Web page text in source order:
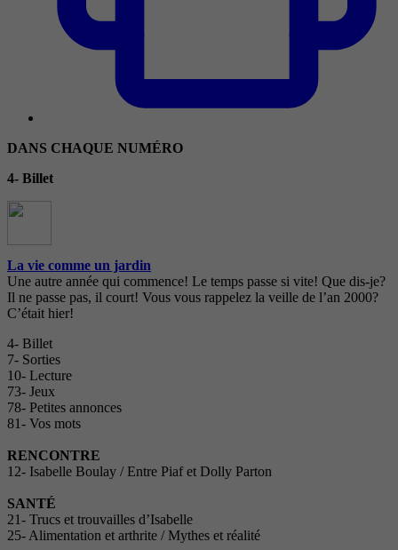
DANS CHAQUE NUMÉRO
4- Billet
La vie comme un jardin
Une autre année qui commence! Le temps passe si vite! Que dis-je?
Il ne passe pas, il court! Vous vous rappelez la veille de l’an 2000?
C’était hier!
4- Billet
7- Sorties
10- Lecture
73- Jeux
78- Petites annonces
81- Vos mots
RENCONTRE
12- Isabelle Boulay / Entre Piaf et Dolly Parton
SANTÉ
21- Trucs et trouvailles d’Isabelle
25- Alimentation et arthrite / Mythes et réalité